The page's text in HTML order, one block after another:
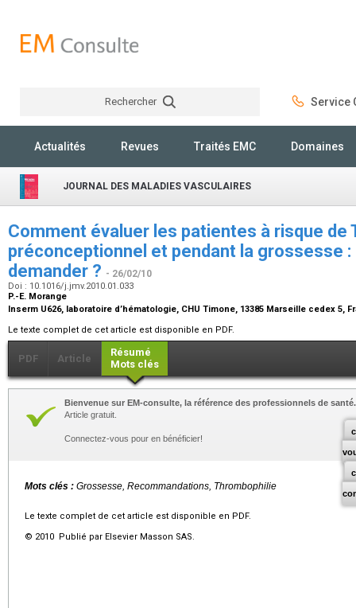
Rechercher Service
Actualités Revues Traités EMC Domaines
JOURNAL DES MALADIES VASCULAIRES
Comment évaluer les patientes à risque de
préconceptionnel et pendant la grossesse
demander ? - 26/02/10
Doi : 10.1016/j.jmv.2010.01.033
P.-E. Morange
Inserm U626, laboratoire d’hématologie, CHU Timone, 13385 Marseille cedex 5,
Le texte complet de cet article est disponible en PDF.
PDF Article
Résumé
Mots clés
Bienvenue sur EM-consulte, la référence des professionnels de santé.
Article gratuit.
Connectez-vous pour en bénéficier!
Mots clés : Grossesse, Recommandations, Thrombophilie
Le texte complet de cet article est disponible en PDF.
© 2010 Publié par Elsevier Masson SAS.